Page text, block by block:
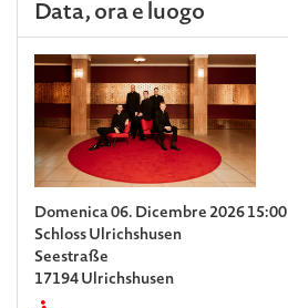
Data, ora e luogo
Domenica 06. Dicembre 2026 15:00
Schloss Ulrichshusen
Seestraße
17194 Ulrichshusen